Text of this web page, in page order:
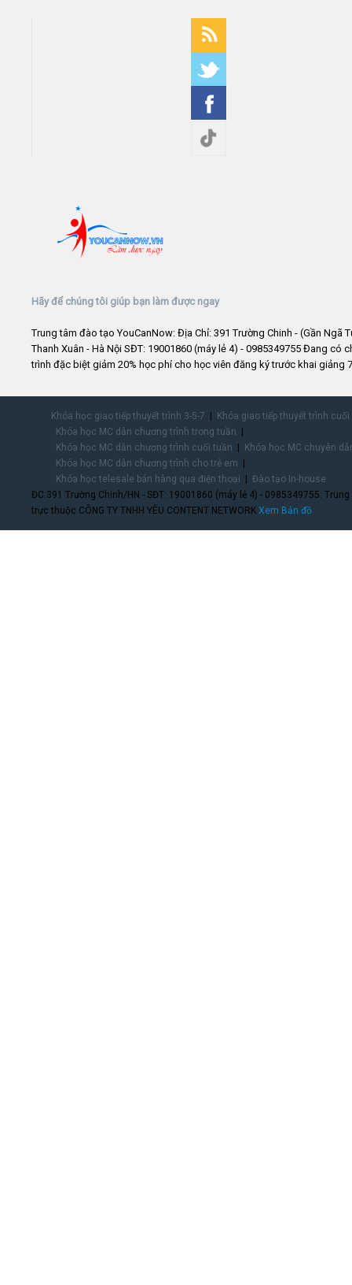
Hãy để chúng tôi giúp bạn làm được ngay
Trung tâm đào tạo YouCanNow: Địa Chỉ: 391 Trường Chinh - (Gần Ngã
Thanh Xuân - Hà Nội SĐT: 19001860 (máy lẻ 4) - 0985349755 Đang có
trình đặc biệt giảm 20% học phí cho học viên đăng ký trước khai giảng
Khóa học giao tiếp thuyết trình 3-5-7
Khóa giao tiếp thuyết trình
Khóa học MC dẫn chương trình trong tuần
Khóa học MC dẫn chương trình cuối tuần
Khóa học MC chuyên
Khóa học MC dẫn chương trình cho trẻ em
Khóa học telesale bán hàng qua điện thoại
Đào tạo In-house
ĐC:391 Trường Chinh/HN - SĐT: 19001860 (máy lẻ 4) - 0985349755.
trực thuộc CÔNG TY TNHH YÊU CONTENT NETWORK.Xem Bản đồ